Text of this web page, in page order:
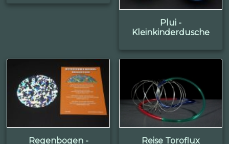
Plui -
Kleinkinderdusche
Regenbogen - Reise Toroflux